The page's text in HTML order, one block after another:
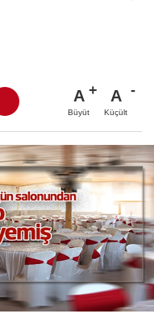
A
Büyüt
A
Küçült